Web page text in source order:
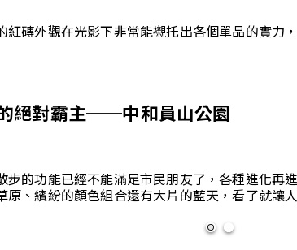
紅磚外觀在光影下非常能襯托出各個單品的實力
絕對霸主──中和員山公園
步的功能已經不能滿足市民朋友了，各種進化再
、繽紛的顏色組合還有大片的藍天，看了就讓